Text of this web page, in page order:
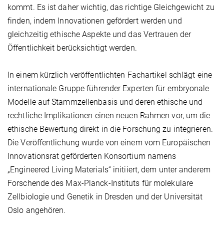
kommt. Es ist daher wichtig, das richtige Gleichgewicht zu
finden, indem Innovationen gefördert werden und
gleichzeitig ethische Aspekte und das Vertrauen der
Öffentlichkeit berücksichtigt werden.
In einem kürzlich veröffentlichten Fachartikel schlägt eine
internationale Gruppe führender Experten für embryonale
Modelle auf Stammzellenbasis und deren ethische und
rechtliche Implikationen einen neuen Rahmen vor, um die
ethische Bewertung direkt in die Forschung zu integrieren.
Die Veröffentlichung wurde von einem vom Europäischen
Innovationsrat geförderten Konsortium namens
„Engineered Living Materials“ initiiert, dem unter anderem
Forschende des Max-Planck-Instituts für molekulare
Zellbiologie und Genetik in Dresden und der Universität
Oslo angehören.